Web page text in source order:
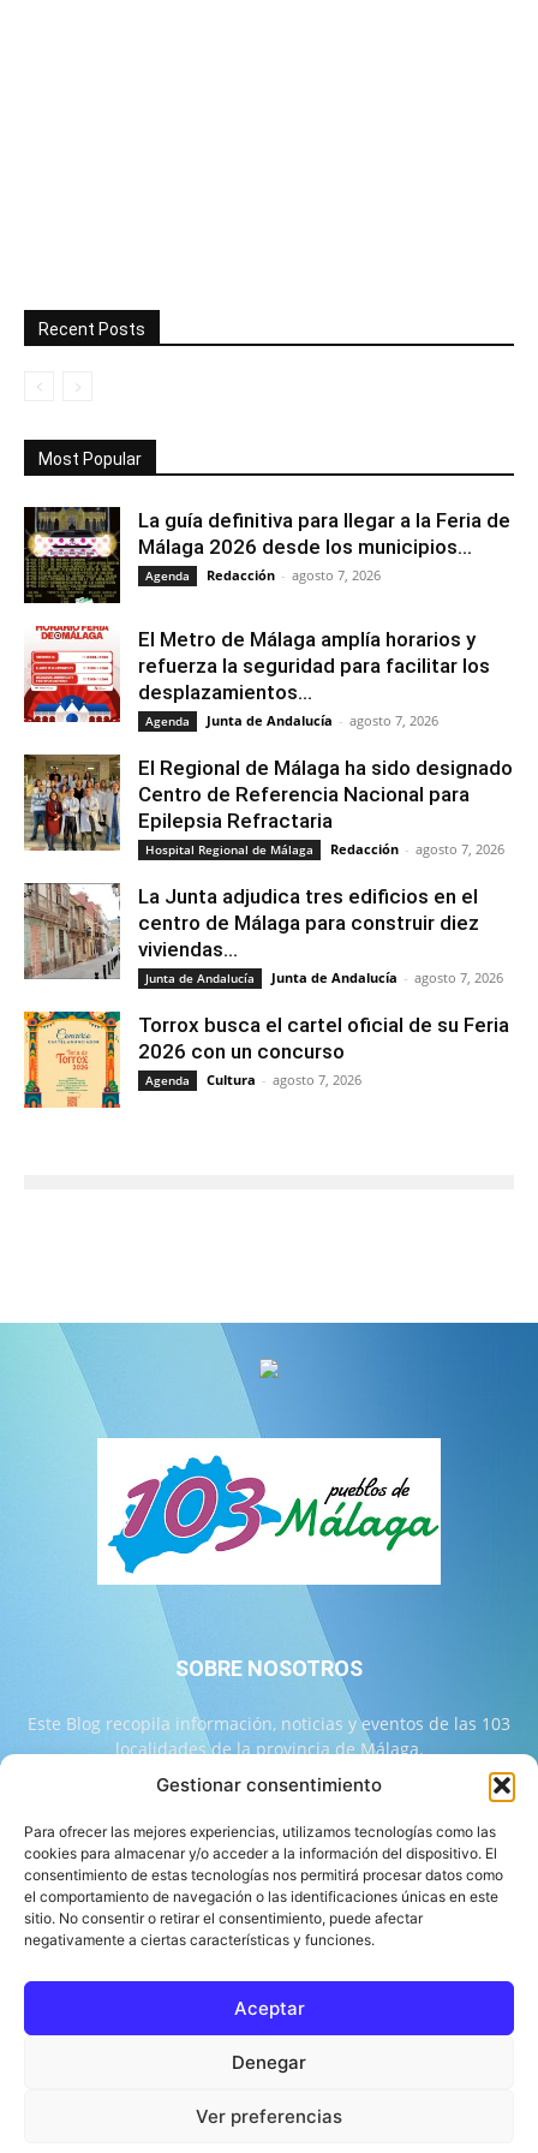
Gestionar consentimiento
Para ofrecer las mejores experiencias, utilizamos tecnologías como las
cookies para almacenar y/o acceder a la información del dispositivo. El
consentimiento de estas tecnologías nos permitirá procesar datos como
el comportamiento de navegación o las identificaciones únicas en este
sitio. No consentir o retirar el consentimiento, puede afectar
negativamente a ciertas características y funciones.
Aceptar
Denegar
Ver preferencias
Recent Posts
Most Popular
La guía definitiva para llegar a la Feria de
Málaga 2026 desde los municipios...
Agenda Redacción - agosto 7, 2026
El Metro de Málaga amplía horarios y
refuerza la seguridad para facilitar los
desplazamientos...
Agenda Junta de Andalucía - agosto 7, 2026
El Regional de Málaga ha sido designado
Centro de Referencia Nacional para
Epilepsia Refractaria
Hospital Regional de Málaga Redacción - agosto 7, 2026
La Junta adjudica tres edificios en el
centro de Málaga para construir diez
viviendas...
Junta de Andalucía Junta de Andalucía - agosto 7, 2026
Torrox busca el cartel oficial de su Feria
2026 con un concurso
Agenda Cultura - agosto 7, 2026
SOBRE NOSOTROS
Este Blog recopila información, noticias y eventos de las 103
localidades de la provincia de Málaga.
Contáctanos:info@103malaga.com
SÍGUENOS
Equipo de 103 Málaga
Aviso Legal